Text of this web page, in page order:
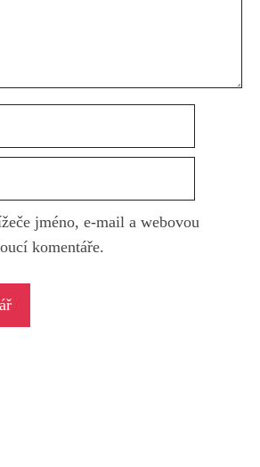
jméno, e-mail a webovou
komentáře.